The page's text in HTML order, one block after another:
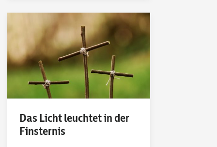
Das Licht leuchtet in der
Finsternis